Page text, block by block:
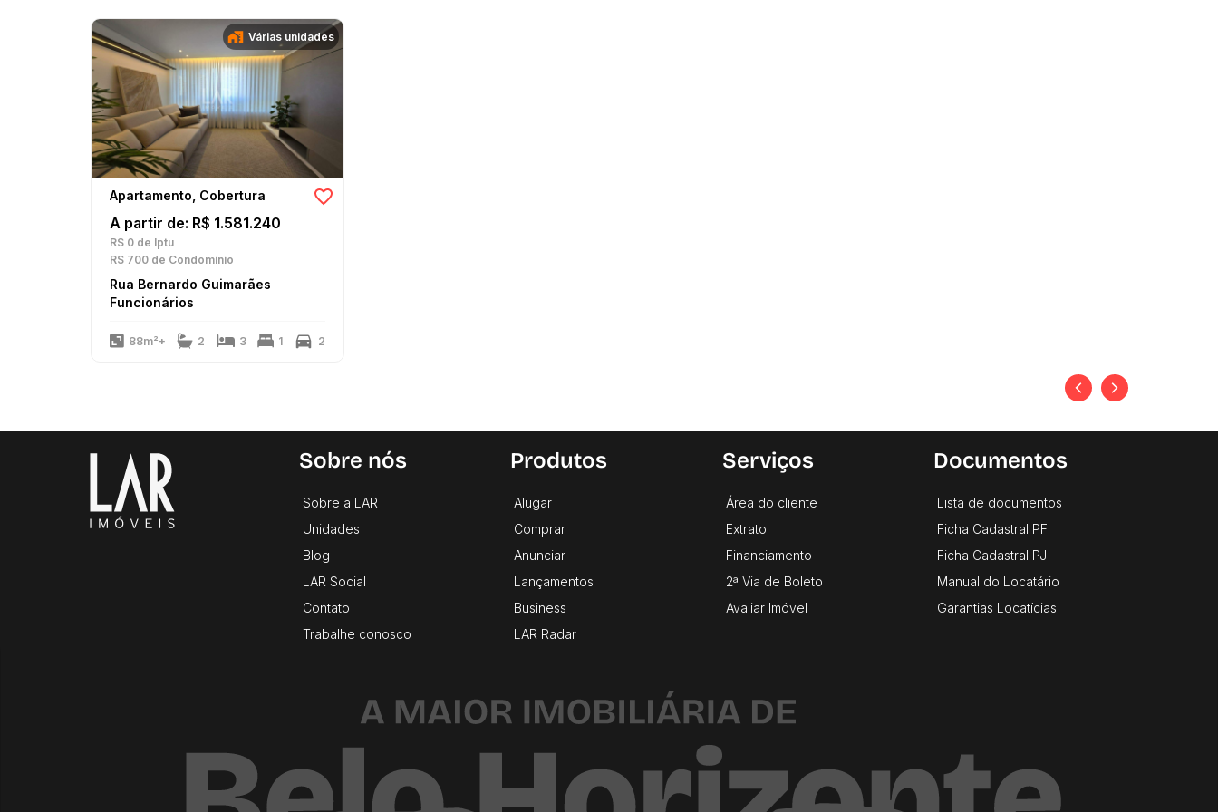
Várias unidades
Apartamento, Cobertura
A partir de: R$ 1.581.240
R$ 0 de Iptu
R$ 700 de Condomínio
Rua Bernardo Guimarães
Funcionários
88m²+ 2 3 1 2
Sobre nós
Sobre a LAR
Unidades
Blog
LAR Social
Contato
Trabalhe conosco
Produtos
Alugar
Comprar
Anunciar
Lançamentos
Business
LAR Radar
Serviços
Área do cliente
Extrato
Financiamento
2ª Via de Boleto
Avaliar Imóvel
Documentos
Lista de documentos
Ficha Cadastral PF
Ficha Cadastral PJ
Manual do Locatário
Garantias Locatícias